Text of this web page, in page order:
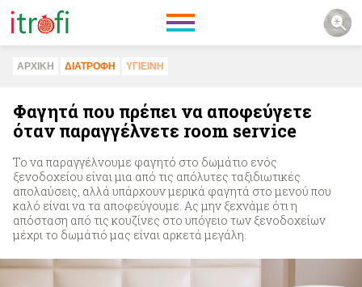
ΑΡΧΙΚΗ ΔΙΑΤΡΟΦΗ ΥΓΙΕΙΝΗ
Φαγητά που πρέπει να αποφεύγετε
όταν παραγγέλνετε room service
Το να παραγγέλνουμε φαγητό στο δωμάτιο ενός
ξενοδοχείου είναι μια από τις απόλυτες ταξιδιωτικές
απολαύσεις, αλλά υπάρχουν μερικά φαγητά στο μενού που
καλό είναι να τα αποφεύγουμε. Ας μην ξεχνάμε ότι η
απόσταση από τις κουζίνες στο υπόγειο των ξενοδοχείων
μέχρι το δωμάτιό μας είναι αρκετά μεγάλη.